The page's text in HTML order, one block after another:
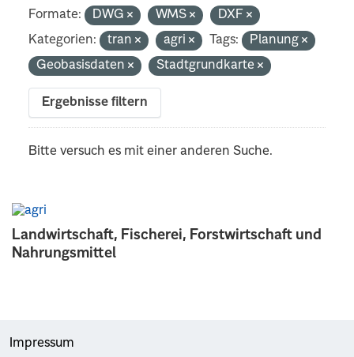
Landwirtschaft, Fischerei, Forstwirtschaft und
Nahrungsmittel
Formate: DWG WMS
DXF
Kategorien:
tran agri Tags:
Planung
Geobasisdaten
Stadtgrundkarte
Ergebnisse filtern
Bitte versuch es mit einer anderen Suche.
Impressum